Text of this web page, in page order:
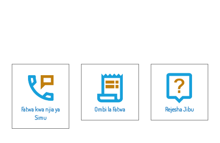
Fatwa kwa njia ya
Simu
Ombi la Fatwa Rejesha Jibu